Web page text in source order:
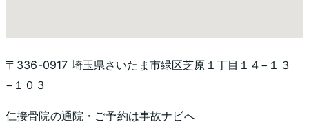
〒336-0917 埼玉県さいたま市緑区芝原１丁目１４−１３
−１０３
仁接骨院の通院・ご予約は事故ナビへ